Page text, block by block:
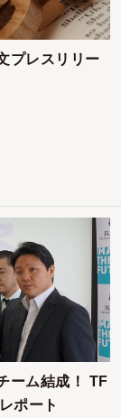
プレスリリー
ーム結成！ TF
ポート